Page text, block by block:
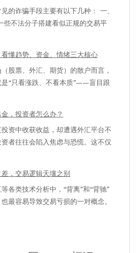
的诈骗手段主要有以下几种： 一、
些不法分子搭建看似正规的交易平
懂趋势、资金、情绪三大核心
股票、外汇、期货）的散户而言，
是“只看涨跌、不看本质”——盲目跟
，投资者怎么办？
资中收获收益，却遭遇外汇平台不
者往往会陷入焦虑与恐慌。这不仅
，交易逻辑天壤之别
各类技术分析中，“背离”和“背驰”
最容易导致交易亏损的一对概念。